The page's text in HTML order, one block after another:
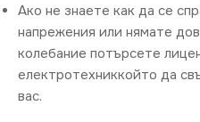
Ако не знаете как да се
напрежения или нямате
колебание потърсете
електротехниккойто да
вас.